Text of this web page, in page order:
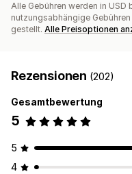
Alle Gebühren werden in USD
nutzungsabhängige
gestellt. Alle Preisoptionen
Rezensionen (202)
Gesamtbewertung
5
5
4